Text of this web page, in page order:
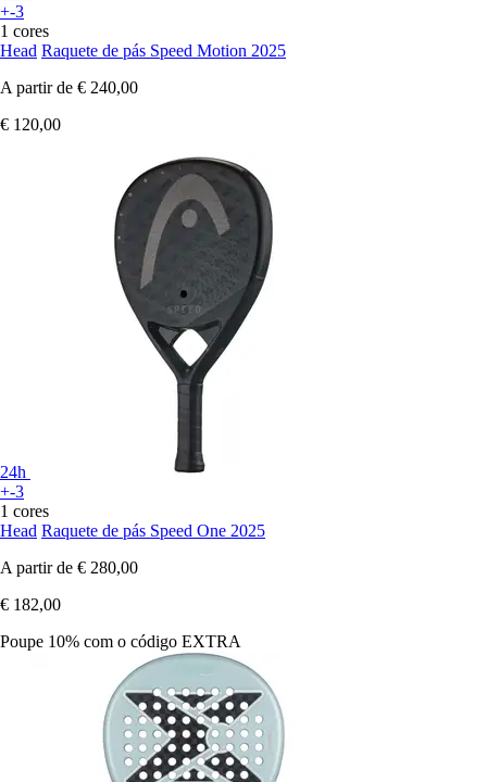
+-3
1 cores
Head Raquete de pás Speed Motion 2025
A partir de € 240,00
€ 120,00
24h
+-3
1 cores
Head Raquete de pás Speed One 2025
A partir de € 280,00
€ 182,00
Poupe 10% com o código EXTRA